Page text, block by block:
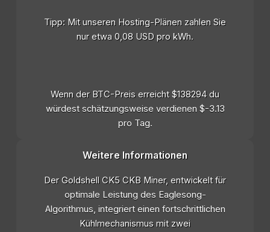
Tipp: Mit unseren Hosting-Plänen zahlen Sie
nur etwa 0,08 USD pro kWh.
Wenn der BTC-Preis erreicht $138294 du
würdest schätzungsweise verdienen $-3.13
pro Tag.
Weitere Informationen
Der Goldshell CK5 CKB Miner, entwickelt für
optimale Leistung des Eaglesong-
Algorithmus, integriert einen fortschrittlichen
Kühlmechanismus mit zwei